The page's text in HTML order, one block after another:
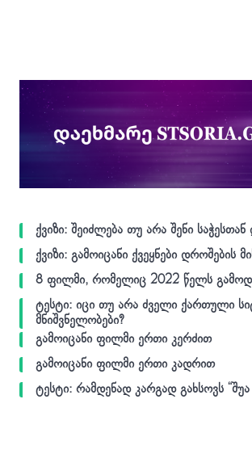
ქვიზი: შეიძლება თუ არა შენი
ქვიზი: გამოიცანი ქვეყნები დროშების
8 ფილმი, რომელიც 2022 წელს
ტესტი: იცი თუ არა ძველი ქართული
მნიშვნელობები?
გამოიცანი ფილმი ერთი კერძით
გამოიცანი ფილმი ერთი კადრით
ტესტი: რამდენად კარგად გახსოვს “შუა